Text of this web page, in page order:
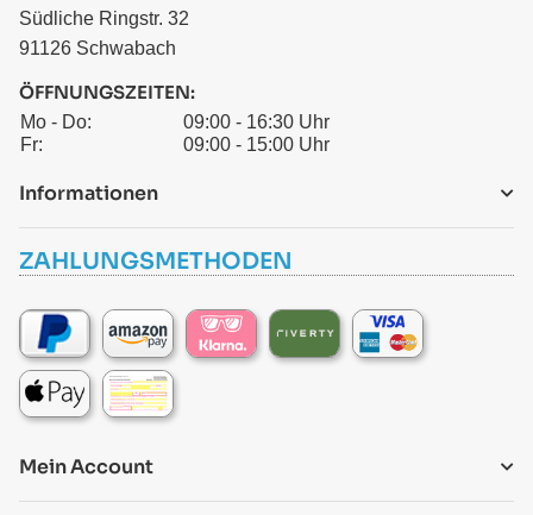
Südliche Ringstr. 32
91126 Schwabach
ÖFFNUNGSZEITEN:
Mo - Do:
09:00 - 16:30 Uhr
Fr:
09:00 - 15:00 Uhr
Informationen
ZAHLUNGSMETHODEN
Mein Account